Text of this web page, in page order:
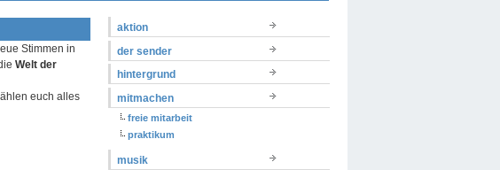
Stimmen in
Welt der
euch alles
aktion
der sender
hintergrund
mitmachen
freie mitarbeit
praktikum
musik